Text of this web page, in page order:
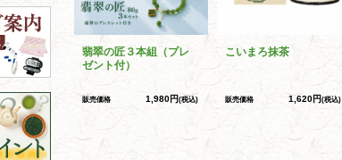
翡翠の匠３本組（プレ
ゼント付）
販売価格 1,980円(税込)
こいまろ抹茶
販売価格 1,620円(税込)